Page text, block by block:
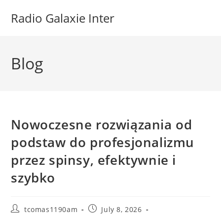
Radio Galaxie Inter
Blog
Nowoczesne rozwiązania od
podstaw do profesjonalizmu
przez spinsy, efektywnie i
szybko
Posttcomas1190am
PostJuly 8, 2026